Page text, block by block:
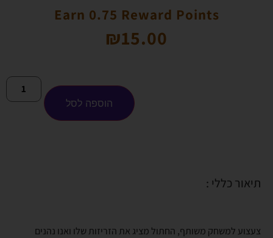
Earn 0.75 Reward Points
₪15.00
הוספה לסל
תיאור כללי :
צעצוע למשחק משותף, החתול מציג את הזריזות שלו ואנו נהנים